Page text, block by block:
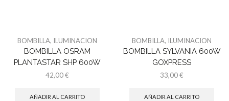
BOMBILLA, ILUMINACION
BOMBILLA OSRAM
PLANTASTAR SHP 600W
42,00€
AÑADIR AL CARRITO
BOMBILLA, ILUMINACION
BOMBILLA SYLVANIA 600W
GOXPRESS
33,00€
AÑADIR AL CARRITO